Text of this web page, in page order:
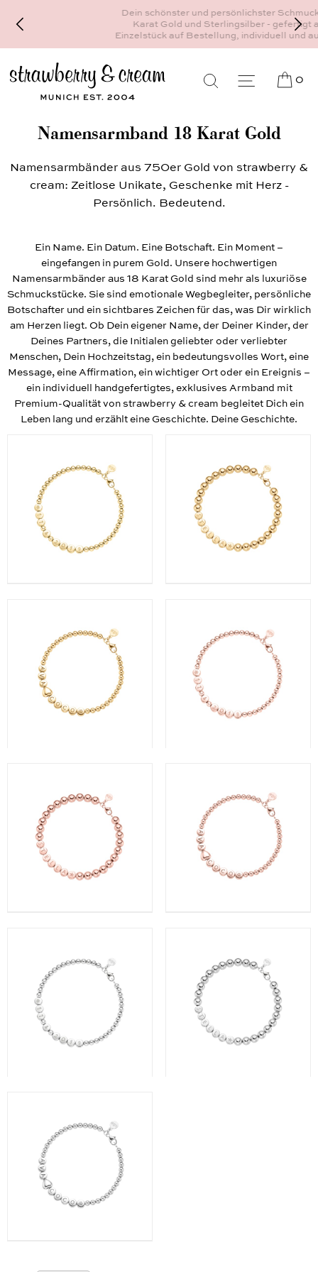
Dein schönster und persönlichster Schmuck - 18
Karat Gold und Sterlingsilber - gefertigt als
Einzelstück auf Bestellung, individuell und auf Maß
0
Namensarmband 18 Karat Gold
Namensarmbänder aus 750er Gold von strawberry &
cream: Zeitlose Unikate, Geschenke mit Herz -
Persönlich. Bedeutend.
Ein Name. Ein Datum. Eine Botschaft. Ein Moment –
eingefangen in purem Gold. Unsere hochwertigen
Namensarmbänder aus 18 Karat Gold sind mehr als luxuriöse
Schmuckstücke. Sie sind emotionale Wegbegleiter, persönliche
Botschafter und ein sichtbares Zeichen für das, was Dir wirklich
am Herzen liegt. Ob Dein eigener Name, der Deiner Kinder, der
Deines Partners, die Initialen geliebter oder verliebter
Menschen, Dein Hochzeitstag, ein bedeutungsvolles Wort, eine
Message, eine Affirmation, ein wichtiger Ort oder ein Ereignis –
ein individuell handgefertigtes, exklusives Armband mit
Premium-Qualität von strawberry & cream begleitet Dich ein
Leben lang und erzählt eine Geschichte. Deine Geschichte.